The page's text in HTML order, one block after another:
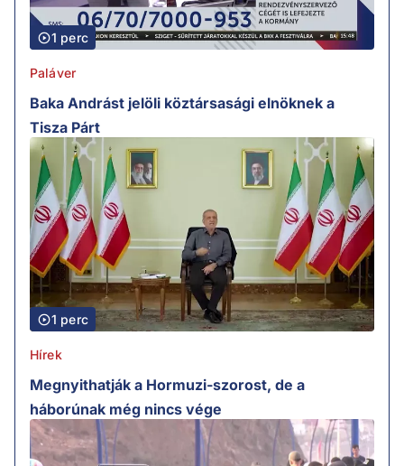
1 perc
Paláver
Baka Andrást jelöli köztársasági elnöknek a
Tisza Párt
1 perc
Hírek
Megnyithatják a Hormuzi-szorost, de a
háborúnak még nincs vége